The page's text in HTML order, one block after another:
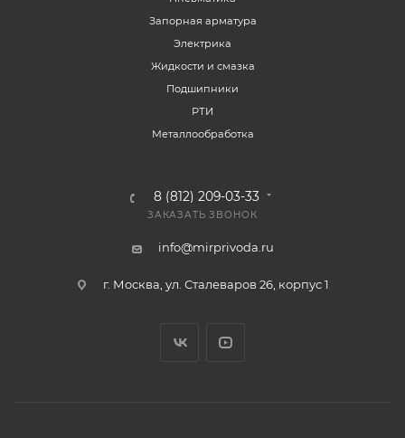
Запорная арматура
Электрика
Жидкости и смазка
Подшипники
РТИ
Металлообработка
8 (812) 209-03-33
ЗАКАЗАТЬ ЗВОНОК
info@mirprivoda.ru
г. Москва, ул. Сталеваров 26, корпус 1